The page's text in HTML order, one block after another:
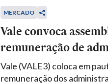
MERCADO
Vale convoca
remuneração de
Vale (VALE3) coloca em
remuneração dos